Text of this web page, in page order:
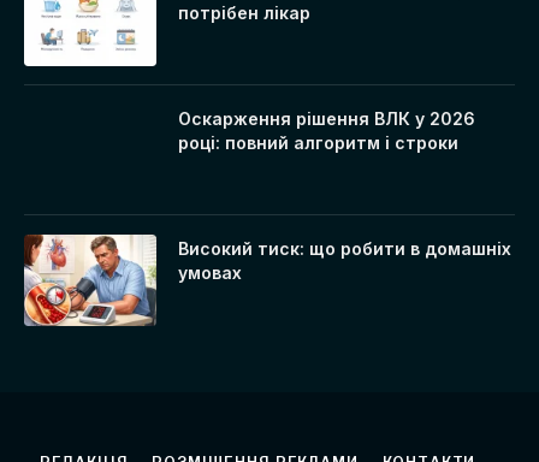
потрібен лікар
Оскарження рішення ВЛК у 2026
році: повний алгоритм і строки
Високий тиск: що робити в домашніх
умовах